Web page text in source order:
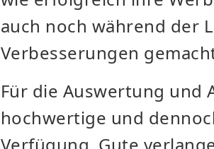
auch noch während der
Verbesserungen
Für die Auswertung und
hochwertige und
Verfügung. Gute